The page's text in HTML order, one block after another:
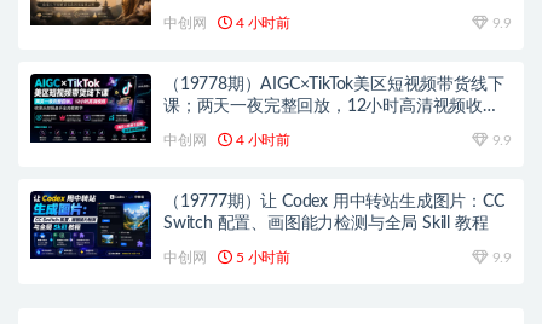
中创网 4 小时前 9.9
（19778期）AIGC×TikTok美区短视频带货线下
课；两天一夜完整回放，12小时高清视频收录
中创网 4 小时前 9.9
（19777期）让 Codex 用中转站生成图片：CC
Switch 配置、画图能力检测与全局 Skill 教程
中创网 5 小时前 9.9